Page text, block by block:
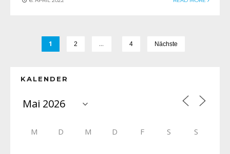
1 2 … 4 Nächste
KALENDER
M D M D F S S